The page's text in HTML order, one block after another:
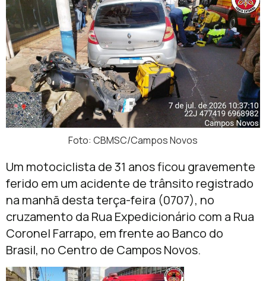
Foto: CBMSC/Campos Novos
Um motociclista de 31 anos ficou gravemente
ferido em um acidente de trânsito registrado
na manhã desta terça-feira (0707), no
cruzamento da Rua Expedicionário com a Rua
Coronel Farrapo, em frente ao Banco do
Brasil, no Centro de Campos Novos.